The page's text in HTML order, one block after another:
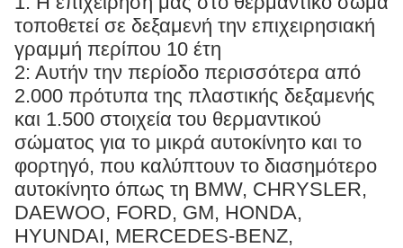
τοποθετεί σε δεξαμενή την επιχειρησιακή
γραμμή περίπου 10 έτη
2: Αυτήν την περίοδο περισσότερα από
2.000 πρότυπα της πλαστικής δεξαμενής
και 1.500 στοιχεία του θερμαντικού
σώματος για το μικρά αυτοκίνητο και το
φορτηγό, που καλύπτουν το διασημότερο
αυτοκίνητο όπως τη BMW, CHRYSLER,
DAEWOO, FORD, GM, HONDA,
HYUNDAI, MERCEDES-BENZ,